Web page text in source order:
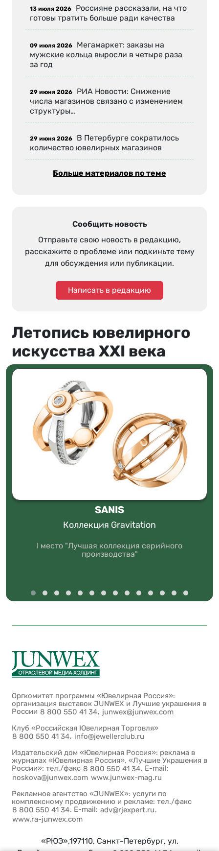
13 июля 2026 Россияне рассказали, на что
готовы тратить больше ради качества
09 июля 2026 Мегамаркет: заказы на
мужские кольца выросли в четыре раза
за год
29 июня 2026 РИА Новости: Снижение
числа магазинов связано с изменением
структуры…
29 июня 2026 В Петербурге сократилось
количество ювелирных магазинов
Больше материалов по теме
Сообщить новость
Отправьте свою новость в редакцию,
расскажите о проблеме или подкиньте тему
для обсуждения или публикации.
Написать в редакцию
Летопись ювелирного
искусства XXI века
SANIS
Коллекция Gravitation
I место "Лучшая коллекция серийного
производства"
Оргкомитет программы «Ювелирная Россия»:
организация выставок JUNWEX и Лучшие украшения в
России 8 800 550 41 34, junwex@junwex.com
Клуб «Российская Ювелирная Торговля»
8 800 550 41 34, info@jewellerclub.ru
Издательский дом «Ювелирная Россия»: реклама в
журналах «Ювелирная Россия», «Лучшие Украшения в
России»: тел./факс 8 800 550 41 34. E-mail:
noskova@junwex.com www.junwex-mag.ru
Рекламное агентство «JUNWEX»: услуги по
комплексному продвижению и рекламе: тел./факс
8 800 550 41 34. E-mail: adv@rjexpert.ru,
www.ra-junwex.com
«РЮЭ»,197110, Санкт-Петербург, ул.